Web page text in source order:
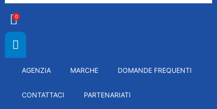
0
AGENZIA MARCHE DOMANDE FREQUENTI
CONTATTACI PARTENARIATI